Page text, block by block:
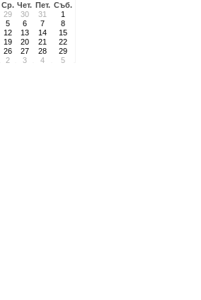
Ср. Чет. Пет. Съб.
29 30 31
1
5 6 7
8
12 13 14
15
19 20 21
22
26 27 28
29
2 3 4 5